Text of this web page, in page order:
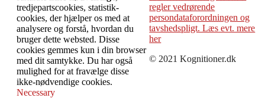
regler vedrørende
persondataforordningen og
tavshedspligt. Læs evt. mere
her
© 2021 Kognitioner.dk
tredjepartscookies, statistik-
cookies, der hjælper os med at
analysere og forstå, hvordan du
bruger dette websted. Disse
cookies gemmes kun i din browser
med dit samtykke. Du har også
mulighed for at fravælge disse
ikke-nødvendige cookies.
Necessary